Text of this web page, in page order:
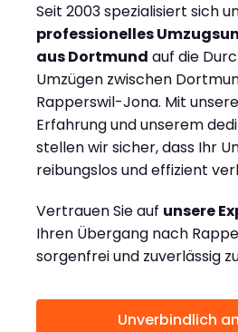
Seit 2003 spezialisiert sich
professionelles
aus Dortmund auf die
Umzügen zwischen
Rapperswil-Jona. Mit
Erfahrung und unserem
stellen wir sicher, dass Ihr
reibungslos und effizient
Vertrauen Sie auf unsere
Ihren Übergang nach
sorgenfrei und zuverlässig
Unverbindlich